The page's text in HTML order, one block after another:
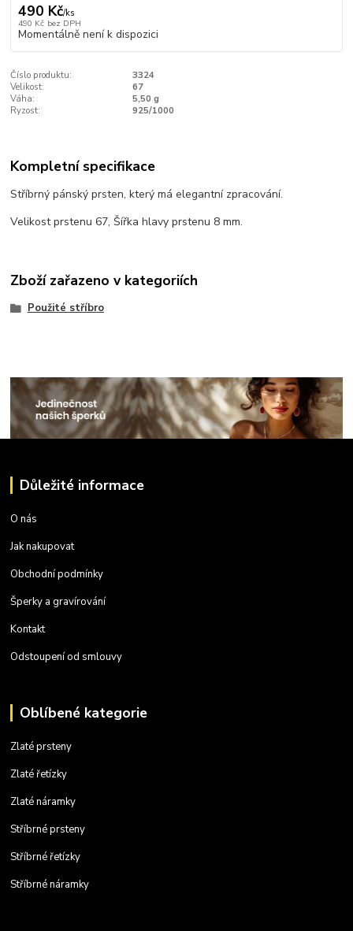
490 Kč/ks
490 Kč bez DPH
Momentálně není k dispozici
Číslo produktu:
3324
Velikost:
67
Váha:
5,50 g
Ryzost:
925/1000
Kompletní specifikace
Stříbrný pánský prsten, který má elegantní zpracování.
Velikost prstenu 67, Šířka hlavy prstenu 8 mm.
Zboží zařazeno v kategoriích
Použité stříbro
Důležité informace
O nás
Jak nakupovat
Obchodní podmínky
Šperky a gravírování
Kontakt
Odstoupení od smlouvy
Oblíbené kategorie
Zlaté prsteny
Zlaté řetízky
Zlaté náramky
Stříbrné prsteny
Stříbrné řetízky
Stříbrné náramky